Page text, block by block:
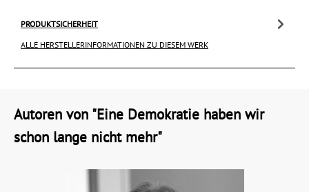
PRODUKTSICHERHEIT
ALLE HERSTELLERINFORMATIONEN ZU DIESEM WERK
Autoren von "Eine Demokratie haben wir
schon lange nicht mehr"